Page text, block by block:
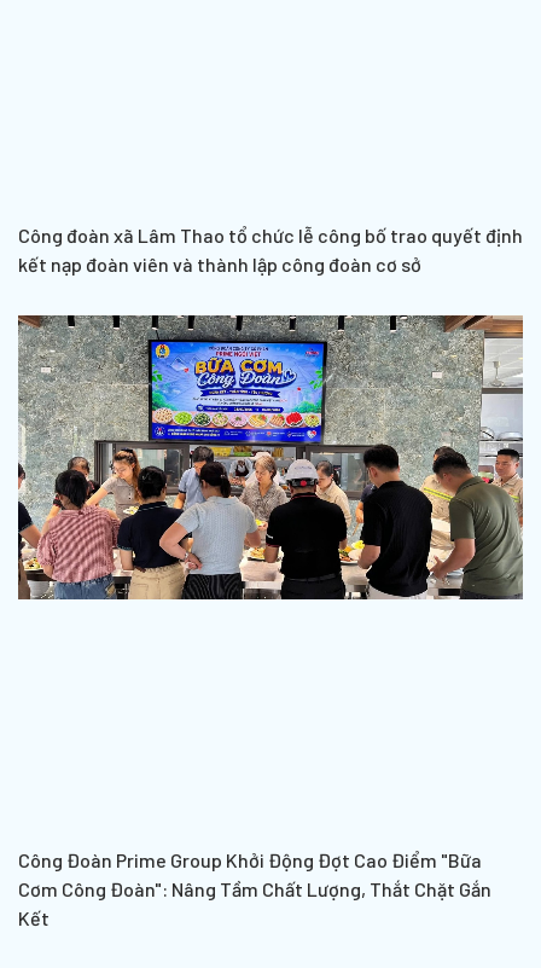
Công đoàn xã Lâm Thao tổ chức lễ công bố trao quyết định
kết nạp đoàn viên và thành lập công đoàn cơ sở
Công Đoàn Prime Group Khởi Động Đợt Cao Điểm "Bữa
Cơm Công Đoàn": Nâng Tầm Chất Lượng, Thắt Chặt Gắn
Kết